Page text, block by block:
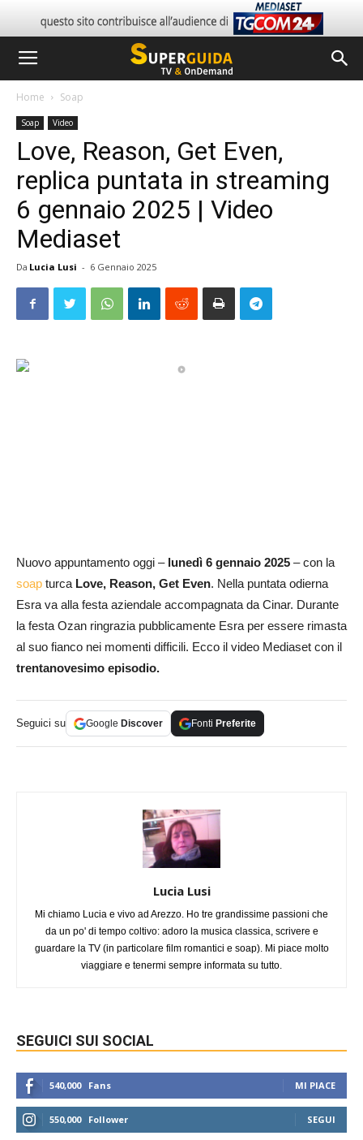
Home Soap
Soap Video
Love, Reason, Get Even,
replica puntata in streaming
6 gennaio 2025 | Video
Mediaset
Da Lucia Lusi - 6 Gennaio 2025
Nuovo appuntamento oggi – lunedì 6 gennaio 2025 – con la
soap turca Love, Reason, Get Even. Nella puntata odierna
Esra va alla festa aziendale accompagnata da Cinar. Durante
la festa Ozan ringrazia pubblicamente Esra per essere rimasta
al suo fianco nei momenti difficili. Ecco il video Mediaset con il
trentanovesimo episodio.
Seguici su Google Discover Fonti Preferite
Lucia Lusi
Mi chiamo Lucia e vivo ad Arezzo. Ho tre grandissime passioni che
da un po' di tempo coltivo: adoro la musica classica, scrivere e
guardare la TV (in particolare film romantici e soap). Mi piace molto
viaggiare e tenermi sempre informata su tutto.
SEGUICI SUI SOCIAL
540,000 Fans MI PIACE
550,000 Follower SEGUI